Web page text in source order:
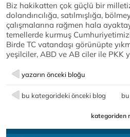
Biz hakikatten çok güçlü bir
dolandırıcılığa, satılmışlığa,
çalışmalarına rağmen hala
temellerde kurmuş
Birde TC vatandaşı görünüpte
yeşilciler, ABD ve AB ciler ile PKK
yazarın önceki bloğu
bu kategorideki önceki blog
kategoriden